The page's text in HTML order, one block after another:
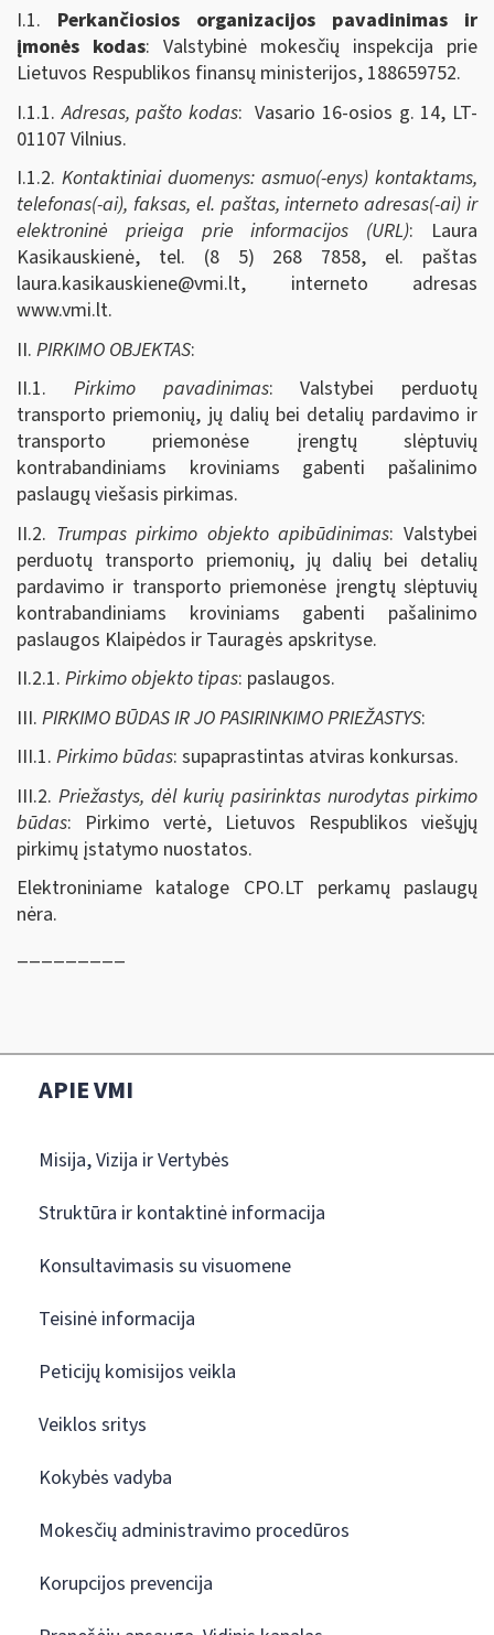
I.1. Perkančiosios organizacijos pavadinimas ir
įmonės kodas: Valstybinė mokesčių inspekcija prie
Lietuvos Respublikos finansų ministerijos, 188659752.
I.1.1.Adresas, pašto kodas: Vasario 16-osios g. 14, LT-
01107 Vilnius.
I.1.2. Kontaktiniai duomenys: asmuo(-enys) kontaktams,
telefonas(-ai), faksas, el. paštas, interneto adresas(-ai) ir
elektroninė prieiga prie informacijos (URL): Laura
Kasikauskienė, tel. (8 5) 268 7858, el. paštas
laura.kasikauskiene@vmi.lt, interneto adresas
www.vmi.lt.
II. PIRKIMO OBJEKTAS:
II.1. Pirkimo pavadinimas: Valstybei perduotų
transporto priemonių, jų dalių bei detalių pardavimo ir
transporto priemonėse įrengtų slėptuvių
kontrabandiniams kroviniams gabenti pašalinimo
paslaugų viešasis pirkimas.
II.2. Trumpas pirkimo objekto apibūdinimas: Valstybei
perduotų transporto priemonių, jų dalių bei detalių
pardavimo ir transporto priemonėse įrengtų slėptuvių
kontrabandiniams kroviniams gabenti pašalinimo
paslaugos Klaipėdos ir Tauragės apskrityse.
II.2.1. Pirkimo objekto tipas: paslaugos.
III. PIRKIMO BŪDAS IR JO PASIRINKIMO PRIEŽASTYS:
III.1. Pirkimo būdas: supaprastintas atviras konkursas.
III.2. Priežastys, dėl kurių pasirinktas nurodytas pirkimo
būdas: Pirkimo vertė, Lietuvos Respublikos viešųjų
pirkimų įstatymo nuostatos.
Elektroniniame kataloge CPO.LT perkamų paslaugų
nėra.
APIE VMI
Misija, Vizija ir Vertybės
Struktūra ir kontaktinė informacija
Konsultavimasis su visuomene
Teisinė informacija
Peticijų komisijos veikla
Veiklos sritys
Kokybės vadyba
Mokesčių administravimo procedūros
Korupcijos prevencija